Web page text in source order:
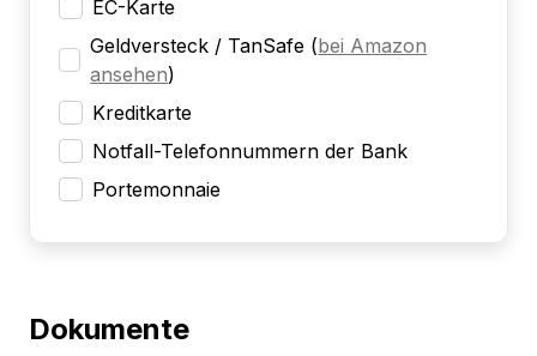
EC-Karte
Geldversteck / TanSafe (bei Amazon
ansehen)
Kreditkarte
Notfall-Telefonnummern der Bank
Portemonnaie
Dokumente